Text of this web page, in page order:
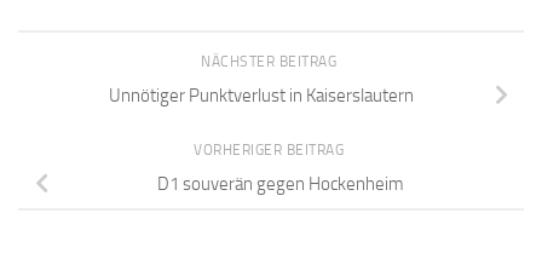
NÄCHSTER BEITRAG
Unnötiger Punktverlust in Kaiserslautern
VORHERIGER BEITRAG
D1 souverän gegen Hockenheim